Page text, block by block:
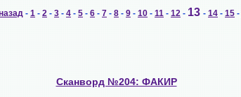
- 1 - 2 - 3 - 4 - 5 - 6 - 7 - 8 - 9 - 10 - 11 - 12 - 13 - 14 - 15 -
Сканворд №204: ФАКИР